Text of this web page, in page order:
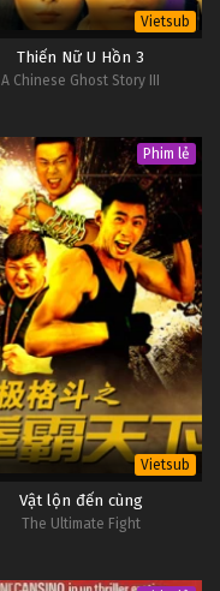
Vietsub
Thiến Nữ U Hồn 3
A Chinese Ghost Story III
Phim lẻ
Vietsub
Vật lộn đến cùng
The Ultimate Fight